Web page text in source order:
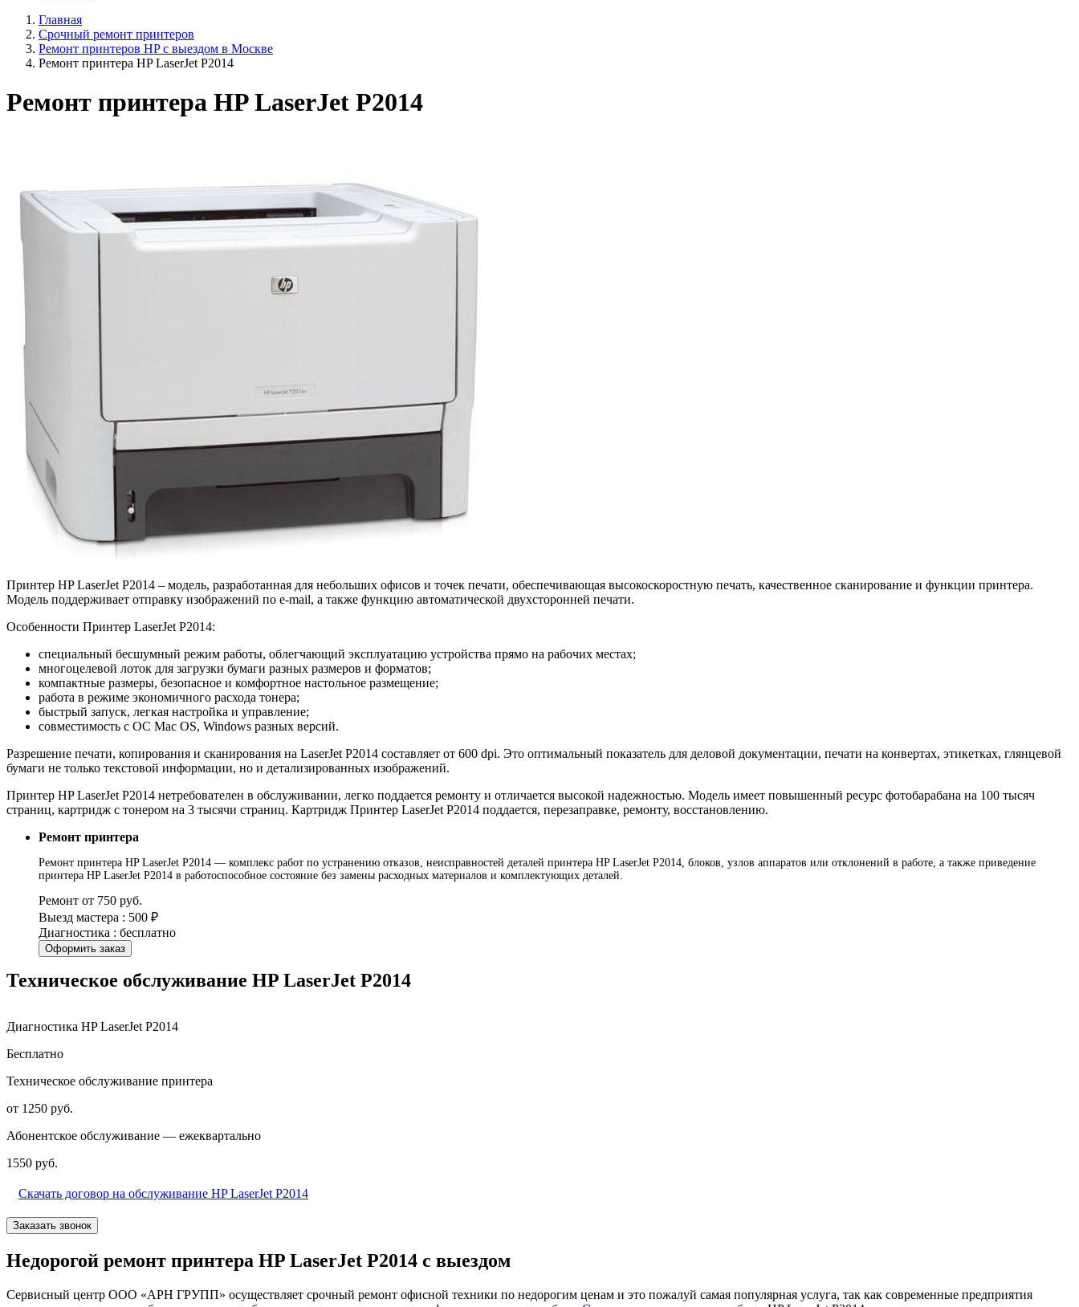
Главная
Срочный ремонт принтеров
Ремонт принтеров HP с выездом в Москве
Ремонт принтера HP LaserJet P2014
Ремонт принтера HP LaserJet P2014
Принтер HP LaserJet P2014 – модель, разработанная для небольших офисов и точек печати, обеспечивающая высокоскоростную печать, качественное сканирование и функции принтера.
Модель поддерживает отправку изображений по e-mail, а также функцию автоматической двухсторонней печати.
Особенности Принтер LaserJet P2014:
специальный бесшумный режим работы, облегчающий эксплуатацию устройства прямо на рабочих местах;
многоцелевой лоток для загрузки бумаги разных размеров и форматов;
компактные размеры, безопасное и комфортное настольное размещение;
работа в режиме экономичного расхода тонера;
быстрый запуск, легкая настройка и управление;
совместимость с ОС Mac OS, Windows разных версий.
Разрешение печати, копирования и сканирования на LaserJet P2014 составляет от 600 dpi. Это оптимальный показатель для деловой документации, печати на конвертах, этикетках, глянцевой
бумаги не только текстовой информации, но и детализированных изображений.
Принтер HP LaserJet P2014 нетребователен в обслуживании, легко поддается ремонту и отличается высокой надежностью. Модель имеет повышенный ресурс фотобарабана на 100 тысяч
страниц, картридж с тонером на 3 тысячи страниц. Картридж Принтер LaserJet P2014 поддается, перезаправке, ремонту, восстановлению.
Ремонт принтера
Ремонт принтера HP LaserJet P2014 — комплекс работ по устранению отказов, неисправностей деталей принтера HP LaserJet P2014, блоков, узлов аппаратов или отклонений в работе, а также приведение
принтера HP LaserJet P2014 в работоспособное состояние без замены расходных материалов и комплектующих деталей.
Ремонт от 750 руб.
Выезд мастера : 500 ₽
Диагностика : бесплатно
Оформить заказ
Техническое обслуживание HP LaserJet P2014
Диагностика HP LaserJet P2014
Бесплатно
Техническое обслуживание принтера
от 1250 руб.
Абонентское обслуживание — ежеквартально
1550 руб.
Скачать договор на обслуживание HP LaserJet P2014
Заказать звонок
Недорогой ремонт принтера HP LaserJet P2014 с выездом
Сервисный центр ООО «АРН ГРУПП» осуществляет срочный ремонт офисной техники по недорогим ценам и это пожалуй самая популярная услуга, так как современные предприятия